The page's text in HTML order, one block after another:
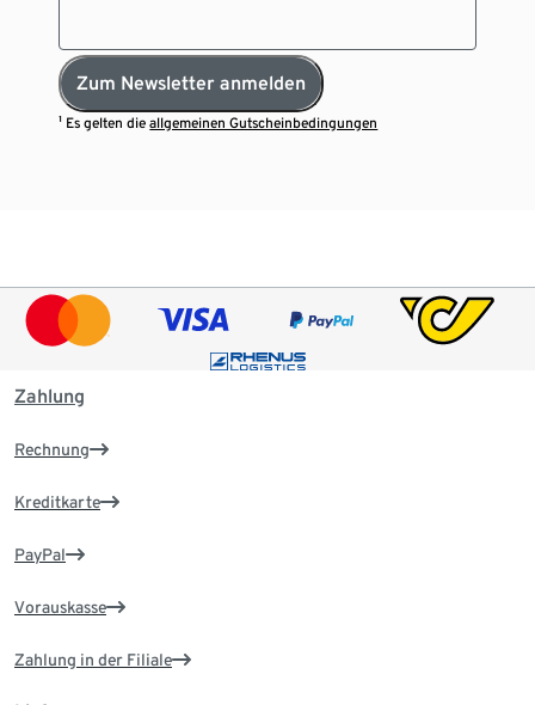
Zum Newsletter anmelden
¹ Es gelten dieallgemeinen Gutscheinbedingungen
Zahlung
Rechnung
Kreditkarte
PayPal
Vorauskasse
Zahlung in der Filiale